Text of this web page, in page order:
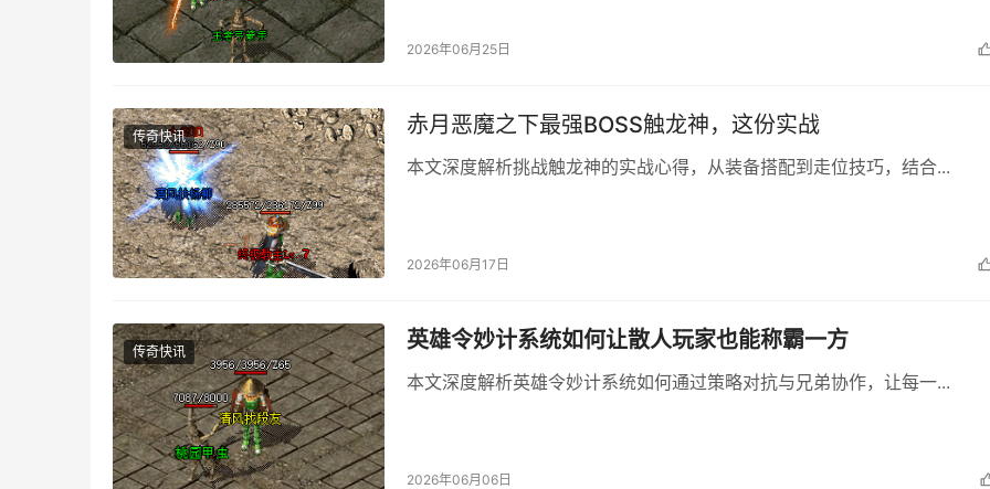
2026年06月25日
传奇快讯 赤月恶魔之下最强BOSS触龙神，这份实战
本文深度解析挑战触龙神的实战心得，从装备搭配到走位技巧，结合...
2026年06月17日
传奇快讯 英雄令妙计系统如何让散人玩家也能称霸一方
本文深度解析英雄令妙计系统如何通过策略对抗与兄弟协作，让每一...
2026年06月06日